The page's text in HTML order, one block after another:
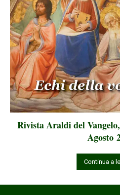
Rivista Araldi del
Agosto
Continua a